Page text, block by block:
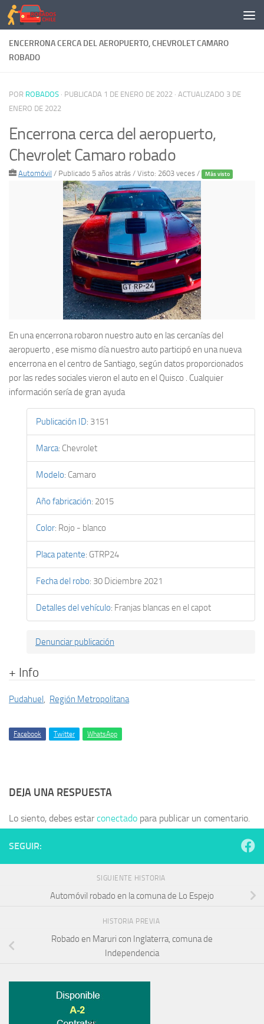
Saltar al contenido
ENCERRONA CERCA DEL AEROPUERTO, CHEVROLET CAMARO
ROBADO
POR ROBADOS · PUBLICADA 1 DE ENERO DE 2022 · ACTUALIZADO 3 DE
ENERO DE 2022
Encerrona cerca del aeropuerto,
Chevrolet Camaro robado
Automóvil / Publicado 5 años atrás / Visto: 2603 veces / Más visto
En una encerrona robaron nuestro auto en las cercanías del
aeropuerto , ese mismo día nuestro auto participó en una nueva
encerrona en el centro de Santiago, según datos proporcionados
por las redes sociales vieron el auto en el Quisco . Cualquier
información sería de gran ayuda
Publicación ID: 3151
Marca: Chevrolet
Modelo: Camaro
Año fabricación: 2015
Color: Rojo - blanco
Placa patente: GTRP24
Fecha del robo: 30 Diciembre 2021
Detalles del vehículo: Franjas blancas en el capot
Denunciar publicación
+ Info
Pudahuel, Región Metropolitana
Facebook Twitter WhatsApp
DEJA UNA RESPUESTA
Lo siento, debes estarconectado para publicar un comentario.
SEGUIR:
SIGUIENTE HISTORIA
Automóvil robado en la comuna de Lo Espejo
HISTORIA PREVIA
Robado en Maruri con Inglaterra, comuna de
Independencia